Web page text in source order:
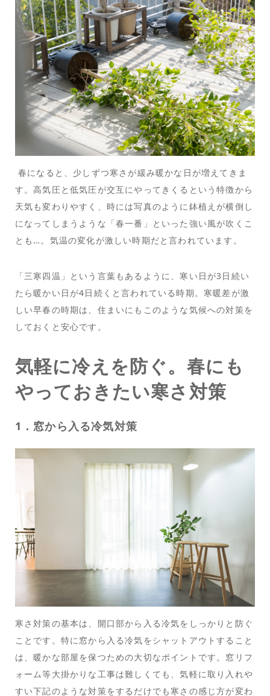
春になると、少しずつ寒さが緩み暖かな日が増えてきま
す。高気圧と低気圧が交互にやってきくるという特徴から
天気も変わりやすく、時には写真のように鉢植えが横倒し
になってしまうような「春一番」といった強い風が吹くこ
とも…。気温の変化が激しい時期だと言われています。
「三寒四温」という言葉もあるように、寒い日が3日続い
たら暖かい日が4日続くと言われている時期。寒暖差が激
しい早春の時期は、住まいにもこのような気候への対策を
しておくと安心です。
気軽に冷えを防ぐ。春にも
やっておきたい寒さ対策
1．窓から入る冷気対策
寒さ対策の基本は、開口部から入る冷気をしっかりと防ぐ
ことです。特に窓から入る冷気をシャットアウトすること
は、暖かな部屋を保つための大切なポイントです。窓リフ
ォーム等大掛かりな工事は難しくても、気軽に取り入れや
すい下記のような対策をするだけでも寒さの感じ方が変わ